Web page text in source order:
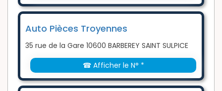
Auto Pièces Troyennes
35 rue de la Gare 10600 BARBEREY SAINT SULPICE
☎ Afficher le N° *